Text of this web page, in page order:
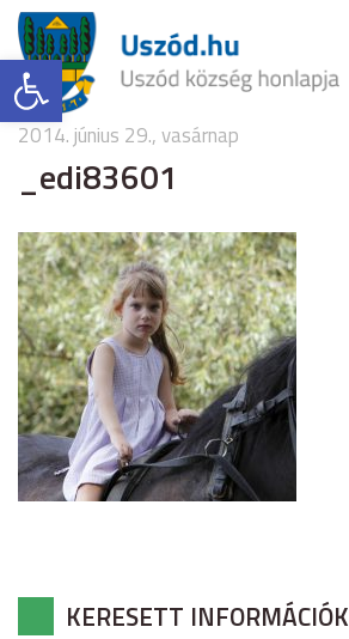
Eszköztár megnyitása
2014. június 29., vasárnap
_edi83601
KERESETT INFORMÁCIÓK